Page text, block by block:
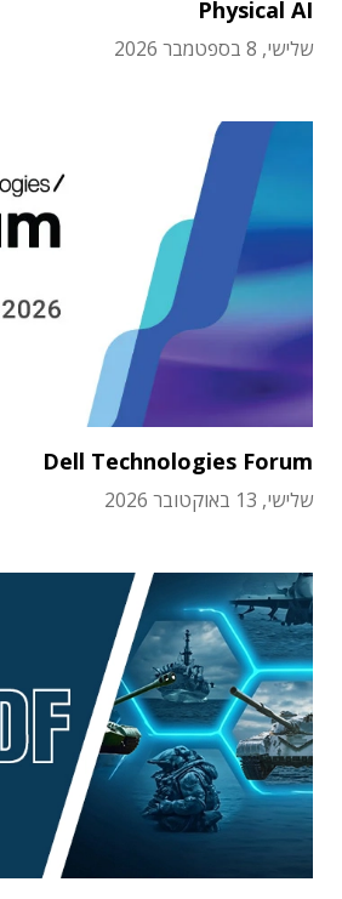
Physical AI
שלישי, 8 בספטמבר 2026
Dell Technologies Forum
שלישי, 13 באוקטובר 2026